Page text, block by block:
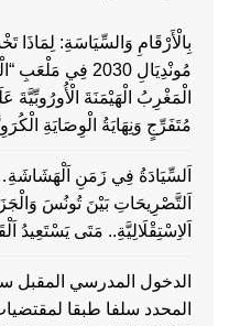
بِالْأَرْقَامِ وَالسِّيَاسَةِ: لِمَاذَا
مُونْدِيَالِ 2030
مُتَفَرِّجٍ وَنِهَايَةُ الْوِصَايَةِ
اَلسِّيَادَةُ فِي زَمَنِ
اَلتَّصْرِيحَاتِ بَيْنَ تُونُسَ
اَلاِسْتِقْلَالِيَّةِ.. مَتَى يَسْتَعِيدُ
الدخول المدرسي
المحدد سلفا طبقا